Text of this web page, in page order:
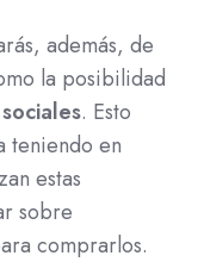
además, de
la posibilidad
. Esto
teniendo en
estas
sobre
comprarlos.